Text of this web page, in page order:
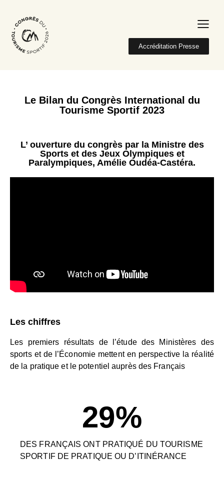
Accréditation Presse
Le Bilan du Congrès International du
Tourisme Sportif 2023
L’ ouverture du congrès par la Ministre des
Sports et des Jeux Olympiques et
Paralympiques, Amélie Oudéa-Castéra.
Les chiffres
Les premiers résultats de l’étude des Ministères des
sports et de l’Économie mettent en perspective la réalité
de la pratique et le potentiel auprès des Français
29%
DES FRANÇAIS ONT PRATIQUÉ DU TOURISME
SPORTIF DE PRATIQUE OU D’ITINÉRANCE